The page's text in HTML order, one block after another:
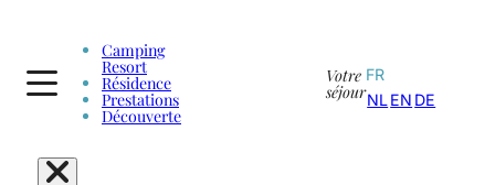
Camping
Resort
Résidence
Prestations
Découverte
Votre
séjour
FR
NL EN DE